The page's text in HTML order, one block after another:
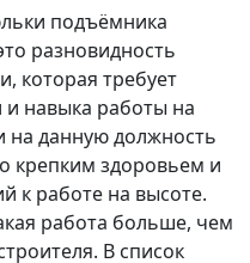
подъёмника
разновидность
которая требует
и навыка работы на
на данную должность
крепким здоровьем и
к работе на высоте.
работа больше, чем
В список